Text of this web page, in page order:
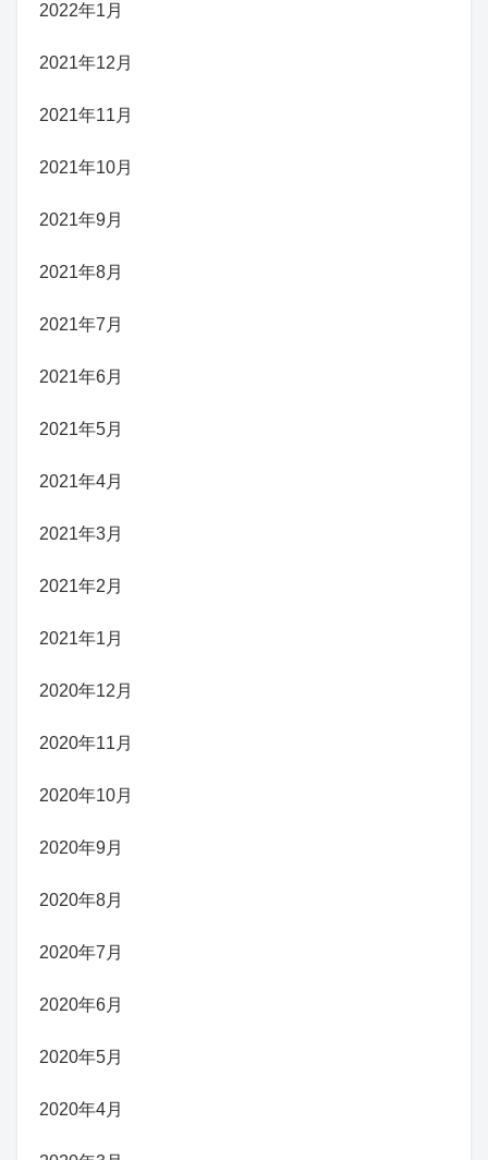
2022年1月
2021年12月
2021年11月
2021年10月
2021年9月
2021年8月
2021年7月
2021年6月
2021年5月
2021年4月
2021年3月
2021年2月
2021年1月
2020年12月
2020年11月
2020年10月
2020年9月
2020年8月
2020年7月
2020年6月
2020年5月
2020年4月